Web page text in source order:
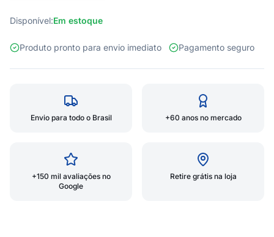
Disponível:Em estoque
Produto pronto para envio imediato Pagamento seguro
Envio para todo o Brasil +60 anos no mercado
+150 mil avaliações no
Google
Retire grátis na loja